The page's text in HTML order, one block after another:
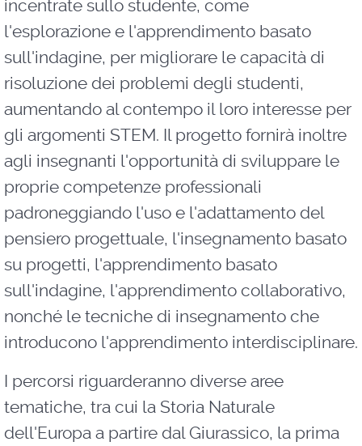
incentrate sullo studente, come
l'esplorazione e l'apprendimento basato
sull'indagine, per migliorare le capacità di
risoluzione dei problemi degli studenti,
aumentando al contempo il loro interesse per
gli argomenti STEM. Il progetto fornirà inoltre
agli insegnanti l'opportunità di sviluppare le
proprie competenze professionali
padroneggiando l'uso e l'adattamento del
pensiero progettuale, l'insegnamento basato
su progetti, l'apprendimento basato
sull'indagine, l'apprendimento collaborativo,
nonché le tecniche di insegnamento che
introducono l'apprendimento interdisciplinare.
I percorsi riguarderanno diverse aree
tematiche, tra cui la Storia Naturale
dell'Europa a partire dal Giurassico, la prima